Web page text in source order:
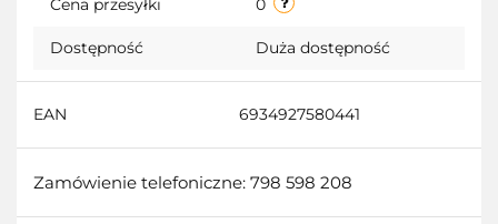
Dostępność Duża dostępność
EAN 6934927580441
Zamówienie telefoniczne: 798 598 208